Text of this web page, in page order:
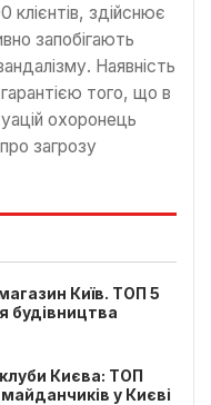
здійснює
запобігають
Наявність
гарантією того, що в
охоронець
загрозу
Київ. ТОП 5
будівництва
Києва: ТОП
у Києві